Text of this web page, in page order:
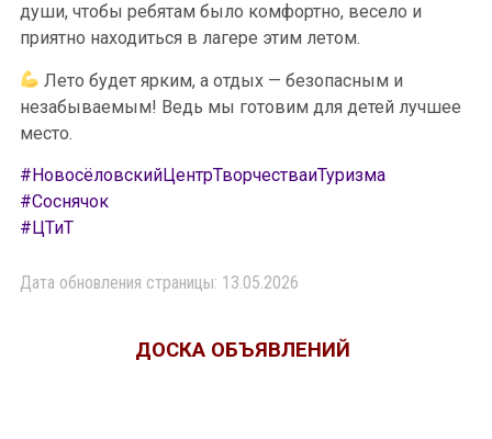
души, чтобы ребятам было комфортно, весело и
приятно находиться в лагере этим летом.
Лето будет ярким, а отдых — безопасным и
незабываемым! Ведь мы готовим для детей лучшее
место.
#НовосёловскийЦентрТворчестваиТуризма
#Соснячок
#ЦТиТ
Дата обновления страницы: 13.05.2026
ДОСКА ОБЪЯВЛЕНИЙ